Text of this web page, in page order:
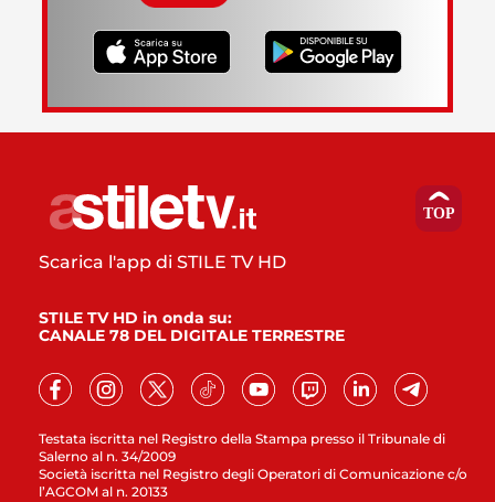
Testata iscritta nel Registro della Stampa presso il Tribunale di
Salerno al n. 34/2009
Società iscritta nel Registro degli Operatori di Comunicazione c/o
l’AGCOM al n. 20133
Scarica l'app di STILE TV HD
STILE TV HD in onda su:
CANALE 78 DEL DIGITALE TERRESTRE